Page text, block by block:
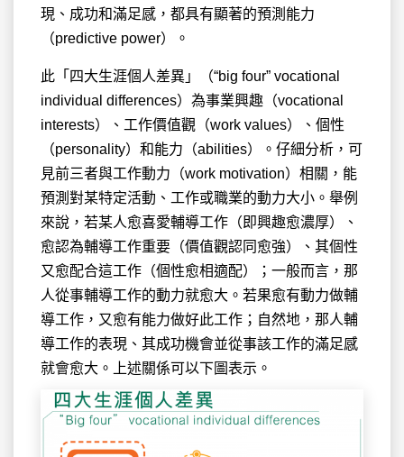
現、成功和滿足感，都具有顯著的預測能力
（predictive power）。
此「四大生涯個人差異」（“big four” vocational
individual differences）為事業興趣（vocational
interests）、工作價值觀（work values）、個性
（personality）和能力（abilities）。仔細分析，可
見前三者與工作動力（work motivation）相關，能
預測對某特定活動、工作或職業的動力大小。舉例
來說，若某人愈喜愛輔導工作（即興趣愈濃厚）、
愈認為輔導工作重要（價值觀認同愈強）、其個性
又愈配合這工作（個性愈相適配）；一般而言，那
人從事輔導工作的動力就愈大。若果愈有動力做輔
導工作，又愈有能力做好此工作；自然地，那人輔
導工作的表現、其成功機會並從事該工作的滿足感
就會愈大。上述關係可以下圖表示。